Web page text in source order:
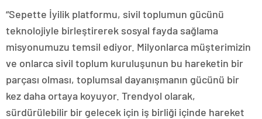
“Sepette İyilik platformu, sivil toplumun gücünü
teknolojiyle birleştirerek sosyal fayda sağlama
misyonumuzu temsil ediyor. Milyonlarca müşterimizin
ve onlarca sivil toplum kuruluşunun bu hareketin bir
parçası olması, toplumsal dayanışmanın gücünü bir
kez daha ortaya koyuyor. Trendyol olarak,
sürdürülebilir bir gelecek için iş birliği içinde hareket